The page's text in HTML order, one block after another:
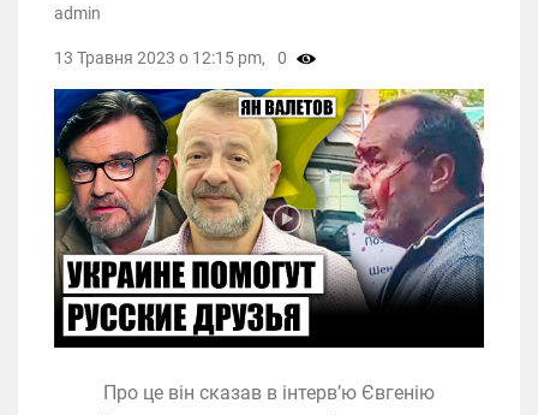
Про це він сказав в інтерв’ю Євгенію
admin
13 Травня 2023 о 12:15 pm, 0